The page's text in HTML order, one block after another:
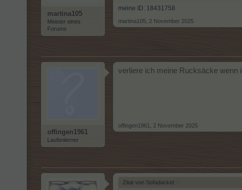
martina105
Meister eines
Forums
meine ID: 18431758
martina105 2 November 2025
offingen1961
Laufenlerner
verliere ich meine Rucksäcke wenn
offingen1961 2 November 2025
Zitat von Sofadackel: ↑